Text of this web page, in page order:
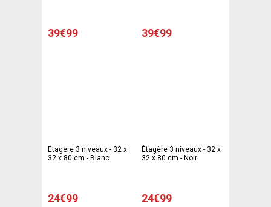
39€99 39€99
Étagère 3 niveaux - 32 x
32 x 80 cm - Blanc
24€99
Étagère 3 niveaux - 32 x
32 x 80 cm - Noir
24€99